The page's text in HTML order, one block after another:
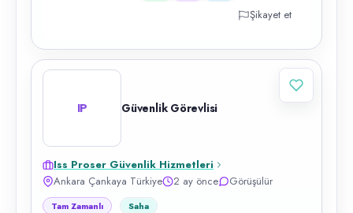
Şikayet et
IP Güvenlik Görevlisi
Iss Proser Güvenlik Hizmetleri
Ankara Çankaya Türkiye
2 ay önce Görüşülür
Tam Zamanlı Saha